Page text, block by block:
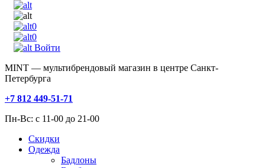
0
0
Войти
MINT — мультибрендовый магазин в центре Санкт-
Петербурга
+7 812 449-51-71
Пн-Вс: с 11-00 до 21-00
Скидки
Одежда
Бадлоны